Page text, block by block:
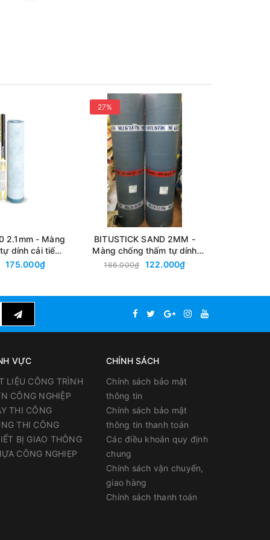
tuổi
sử
giúp
2.1mm - Màng
dính cải tiến
Polyester
175.000₫
27%
BITUSTICK SAND 2MM -
Màng chống thấm tự dính
2mm, mặt cát, nhập khẩu
166.000₫ 122.000₫
VỰC
LIỆU CÔNG TRÌNH
CÔNG NGHIỆP
THI CÔNG
THI CÔNG
BỊ GIAO THÔNG
CÔNG NGHIẸP
CHÍNH SÁCH
Chính sách bảo mật
thông tin
Chính sách bảo mật
thông tin thanh toán
Các điều khoản quy định
chung
Chính sách vận chuyển,
giao hàng
Chính sách thanh toán